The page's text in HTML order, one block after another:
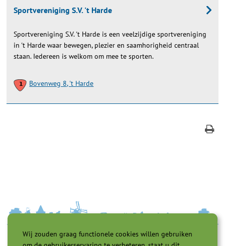
Wij zouden graag functionele cookies willen gebruiken
Sportvereniging S.V. 't Harde
Sportvereniging S.V. 't Harde is een veelzijdige sportvereniging
in 't Harde waar bewegen, plezier en saamhorigheid centraal
staan. Iedereen is welkom om mee te sporten.
Bovenweg 8, 't Harde